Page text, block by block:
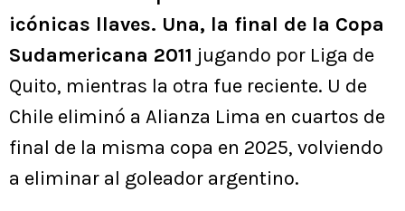
icónicas llaves. Una, la final de la Copa
Sudamericana 2011 jugando por Liga de
Quito, mientras la otra fue reciente. U de
Chile eliminó a Alianza Lima en cuartos de
final de la misma copa en 2025, volviendo
a eliminar al goleador argentino.